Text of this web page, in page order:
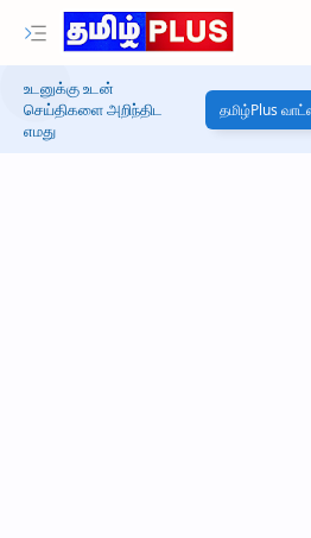
உடனுக்கு உடன்
செய்திகளை அறிந்திட
எமது
தமிழ்Plus